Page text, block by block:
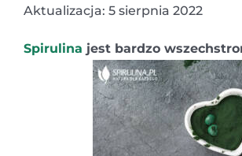
Aktualizacja: 5 sierpnia 2022
Spirulina jest bardzo